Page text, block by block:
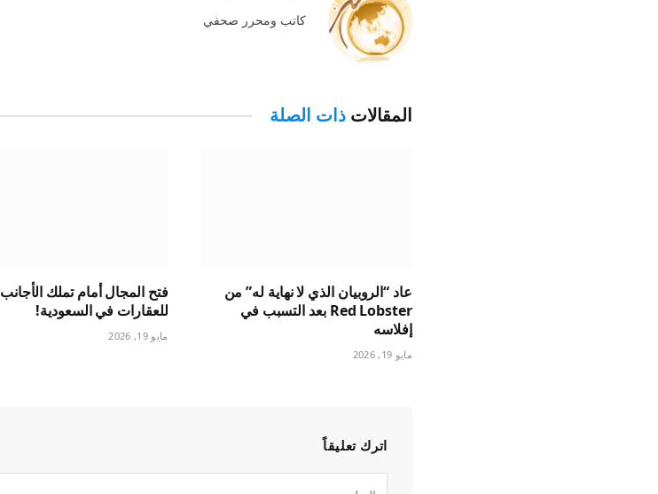
كاتب ومحرر صحفي
المقالاتذات الصلة
عاد “الروبيان الذي لا نهاية له” من
Red Lobster بعد التسبب في
إفلاسه
مايو 19, 2026
فتح المجال أمام تملك الأجانب
للعقارات في السعودية!
مايو 19, 2026
اترك تعليقاً